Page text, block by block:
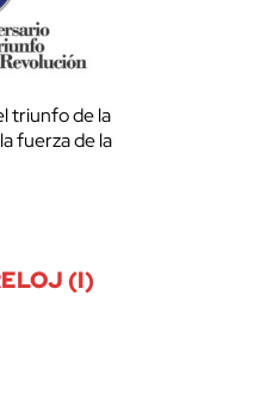
triunfo de la
fuerza de la
(I)